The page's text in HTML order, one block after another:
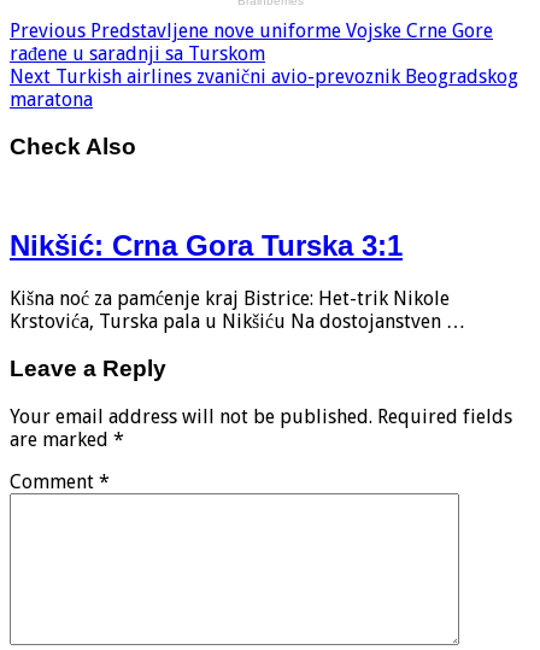
Previous Predstavljene nove uniforme Vojske Crne Gore
rađene u saradnji sa Turskom
Next Turkish airlines zvanični avio-prevoznik Beogradskog
maratona
Check Also
Nikšić: Crna Gora Turska 3:1
Kišna noć za pamćenje kraj Bistrice: Het-trik Nikole
Krstovića, Turska pala u Nikšiću Na dostojanstven …
Leave a Reply
Your email address will not be published. Required fields
are marked *
Comment *